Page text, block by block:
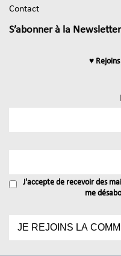
Contact
S’abonner à la Newsletter
♥
J'accepte de recevoir des
me